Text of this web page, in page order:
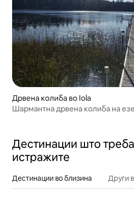
Дрвена колиба во Iola
Шармантна дрвена колиба на
Дестинации што
истражите
Дестинации во близина Други